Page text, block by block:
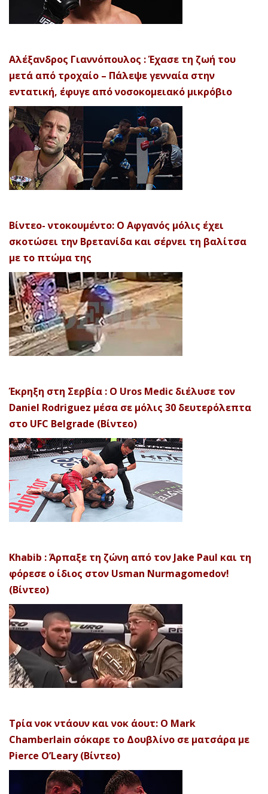
Αλέξανδρος Γιαννόπουλος : Έχασε τη ζωή του
μετά από τροχαίο – Πάλεψε γενναία στην
εντατική, έφυγε από νοσοκομειακό μικρόβιο
Βίντεο- ντοκουμέντο: Ο Αφγανός μόλις έχει
σκοτώσει την Βρετανίδα και σέρνει τη βαλίτσα
με το πτώμα της
Έκρηξη στη Σερβία : Ο Uros Medic διέλυσε τον
Daniel Rodriguez μέσα σε μόλις 30 δευτερόλεπτα
στο UFC Belgrade (Βίντεο)
Khabib : Άρπαξε τη ζώνη από τον Jake Paul και τη
φόρεσε ο ίδιος στον Usman Nurmagomedov!
(Βίντεο)
Τρία νοκ ντάουν και νοκ άουτ: Ο Mark
Chamberlain σόκαρε το Δουβλίνο σε ματσάρα με
Pierce O’Leary (Βίντεο)